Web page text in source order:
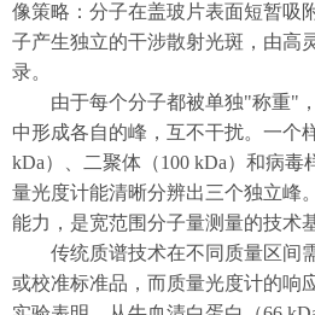
像策略：分子在盖玻片表面短暂吸
子产生独立的干涉散射光斑，由高
录。
由于每个分子都被单独"称重"，
中形成各自的峰，互不干扰。一个
kDa）、二聚体（100 kDa）和病毒
量光度计能清晰分辨出三个独立峰
能力，是宽范围分子量测量的技术
传统质谱技术在不同质量区间
或校准标准品，而质量光度计的响